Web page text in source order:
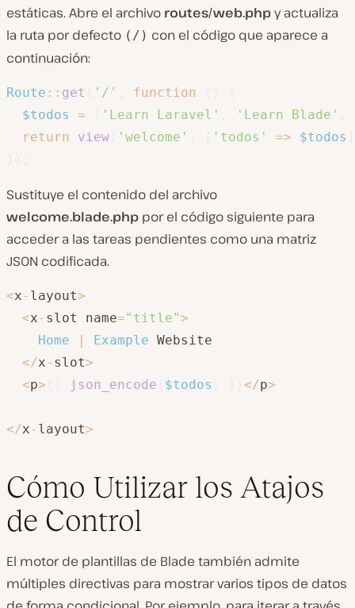
estáticas. Abre el archivo routes/web.phpy actualiza
la ruta por defecto (/) con el código que aparece a
continuación:
Route :: get '/' function
$todos
= 'Learn Laravel' 'Learn Blade'
return
view 'welcome' 'todos' => $todos
Sustituye el contenido del archivo
welcome.blade.php por el código siguiente para
acceder a las tareas pendientes como una matriz
JSON codificada.
<x- layout>
<x- slot name="title">
Home
| Example Website
</x- slot>
<p> json_encode $todos </p>
</x- layout>
Cómo Utilizar los Atajos
de Control
El motor de plantillas de Blade también admite
múltiples directivas para mostrar varios tipos de datos